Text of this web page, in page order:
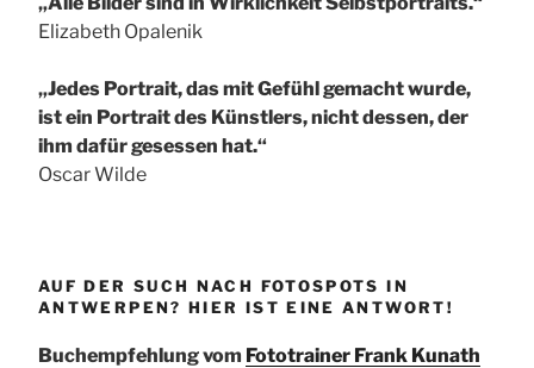
Elizabeth Opalenik
„Jedes Portrait, das mit Gefühl gemacht wurde,
ist ein Portrait des Künstlers, nicht dessen, der
ihm dafür gesessen hat.“
Oscar Wilde
AUF DER SUCH NACH FOTOSPOTS IN
ANTWERPEN? HIER IST EINE ANTWORT!
Buchempfehlung vom Fototrainer Frank Kunath